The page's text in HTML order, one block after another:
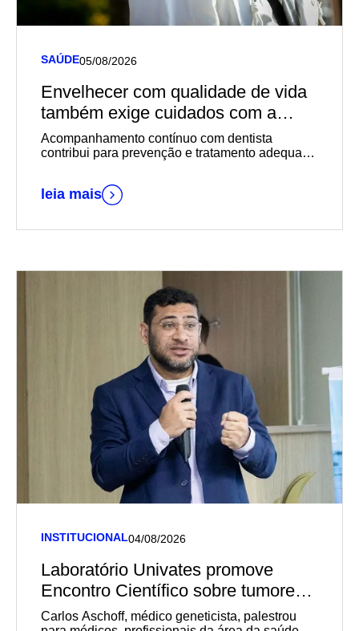
SAÚDE05/08/2026
Envelhecer com qualidade de vida
também exige cuidados com a
saúde bucal
Acompanhamento contínuo com dentista
contribui para prevenção e tratamento adequado
leia mais
INSTITUCIONAL04/08/2026
Laboratório Univates promove
Encontro Científico sobre tumores
germinativos
Carlos Aschoff, médico geneticista, palestrou